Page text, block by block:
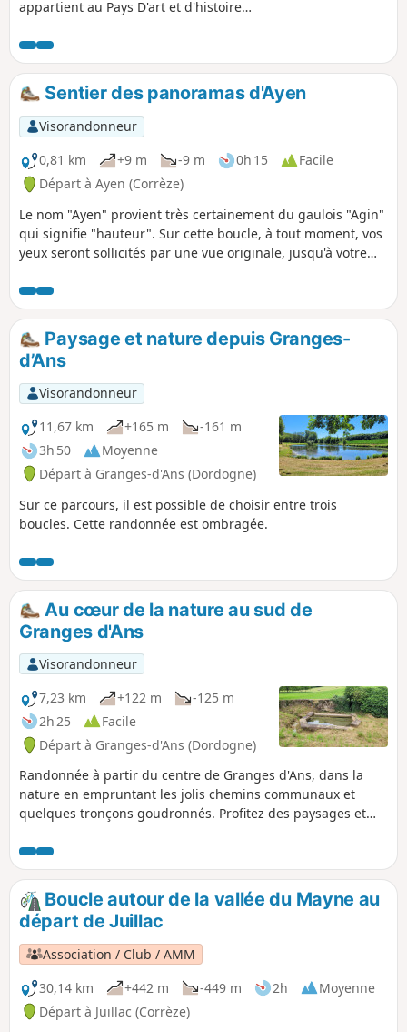
appartient au Pays D'art et d'histoire
fut choisi par la vicomte de Limoges
puis érigé en duché par la famille de
Noailles. Au fil des pittoresques ruelles,
découvrez le patrimoine lié à l'eau avec
les fontaines et les lavoirs, les
imposantes demeurent. L'église d'Ayen
et ses éléments classés aux Monuments
historiques susciteront votre curiosité !
Sentier des panoramas d'Ayen
Visorandonneur
0,81 km
+9 m -9 m 0h 15
Facile
Départ à Ayen (Corrèze)
Le nom "Ayen" provient très certainement du gaulois "Agin"
qui signifie "hauteur". Sur cette boucle, à tout moment, vos
yeux seront sollicités par une vue originale, jusqu'à votre
( 377m) avec un panorama à 360°. Ce relief en calcaire se
nomme Butte témoin et constitue un écosystème rare à
préserver (orchidées, empuses, papillons)
Paysage et nature depuis Granges-
d’Ans
Visorandonneur
11,67 km
+165 m
-161 m
3h 50
Moyenne
Départ à Granges-d'Ans (Dordogne)
Sur ce parcours, il est possible de choisir entre trois
boucles. Cette randonnée est ombragée.
Au cœur de la nature au sud de
Granges d'Ans
Visorandonneur
7,23 km
+122 m
-125 m
2h 25
Facile
Départ à Granges-d'Ans (Dordogne)
Randonnée à partir du centre de Granges d'Ans, dans la
nature en empruntant les jolis chemins communaux et
quelques tronçons goudronnés. Profitez des paysages et
détours pour aller voir les lavoirs.
Boucle autour de la vallée du Mayne au
départ de Juillac
Association / Club / AMM
30,14 km
+442 m -449 m 2h
Moyenne
Départ à Juillac (Corrèze)